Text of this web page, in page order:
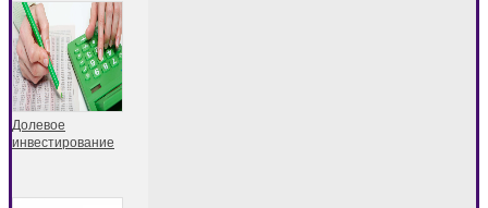
Долевое
инвестирование